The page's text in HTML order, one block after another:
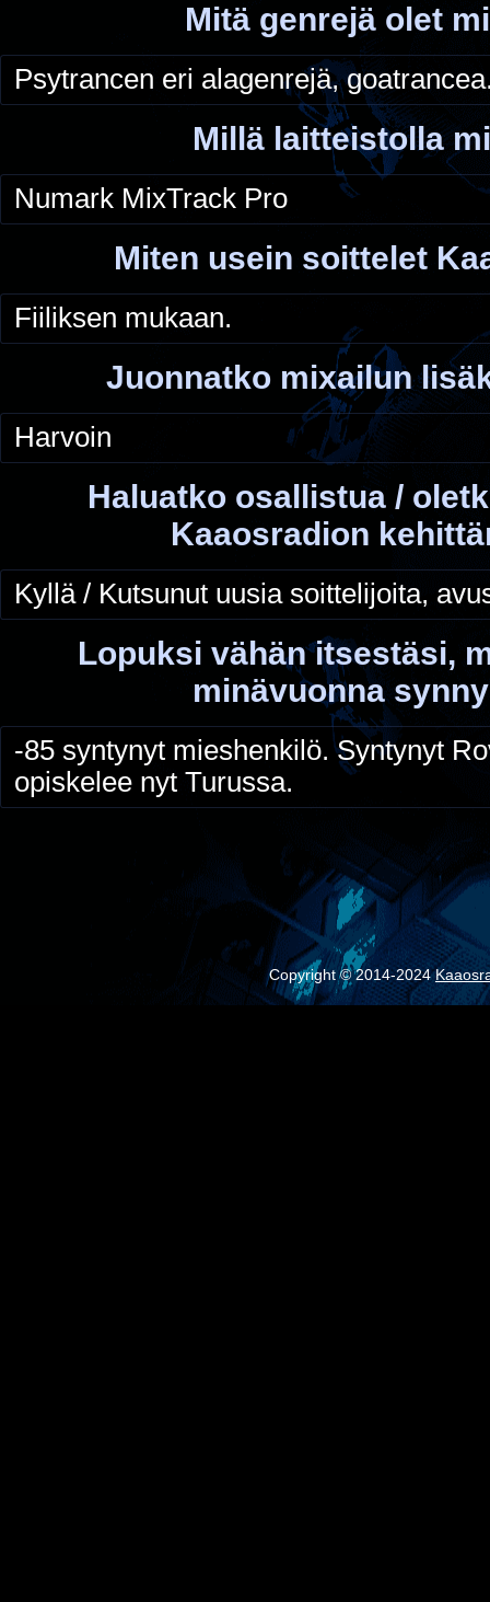
Mitä genrejä olet
Psytrancen eri alagenrejä,
Millä laitteistolla
Numark MixTrack Pro
Miten usein soittelet
Fiiliksen mukaan.
Juonnatko mixailun
Harvoin
Haluatko osallistua /
Kaaosradion
Kyllä / Kutsunut uusia soittelijoita,
Lopuksi vähän itsestäsi,
minävuonna
-85 syntynyt mieshenkilö. Syntynyt
opiskelee nyt Turussa.
Copyright © 2014-2024